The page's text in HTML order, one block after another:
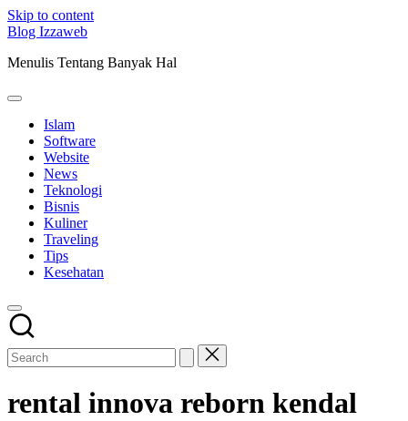
Skip to content
Blog Izzaweb
Menulis Tentang Banyak Hal
Islam
Software
Website
News
Teknologi
Bisnis
Kuliner
Traveling
Tips
Kesehatan
rental innova reborn kendal